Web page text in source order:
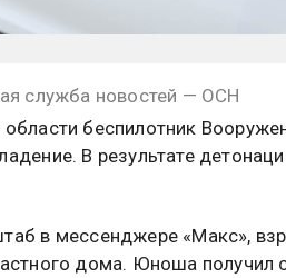
служба новостей — ОСН
беспилотник
В результате
в мессенджере «Макс»,
дома. Юноша получил